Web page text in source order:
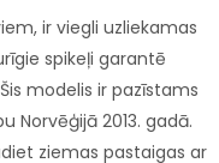
ir viegli uzliekamas
spikeļi garantē
modelis ir pazīstams
Norvēģijā 2013. gadā.
ziemas pastaigas ar